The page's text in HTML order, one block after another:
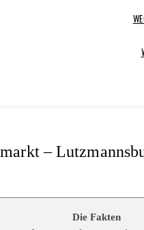
–
Die Fakten